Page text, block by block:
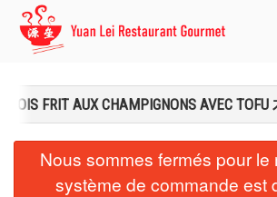
Commander en ligne
Emplacement
FRIT AUX CHAMPIGNONS AVEC
Nous sommes fermés pour le
système de commande est